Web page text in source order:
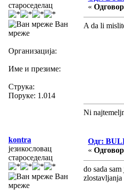
староседелац
Ван
мреже
Организација:
Име и презиме:
Струка:
Поруке: 1.014
«
A da li
Ni
kontra
језикословац
староседелац
Ван
мреже
Одг:
«
do sada